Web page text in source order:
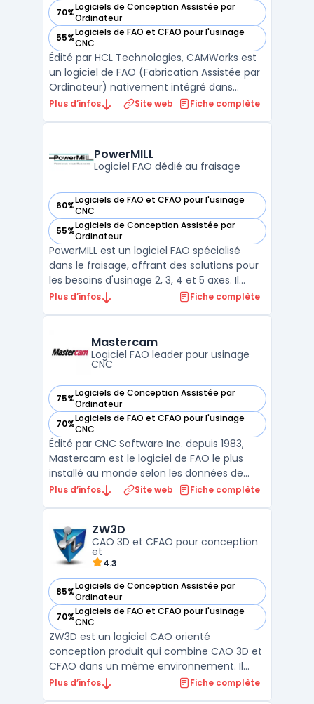
70%Logiciels de Conception Assistée par
Ordinateur
— voir CAMWorks dans cette catégorie
55%Logiciels de FAO et CFAO pour l'usinage
CNC
— voir CAMWorks dans cette catégorie
Édité par HCL Technologies, CAMWorks est
un logiciel de FAO (Fabrication Assistée par
Ordinateur) nativement intégré dans
SolidWorks. Il permet aux ingénieurs de
reconnaissance de formes (Feature-Based
Plus d’infos Site web Fiche complète
PowerMILL
Logiciel FAO dédié au fraisage
60%Logiciels de FAO et CFAO pour l'usinage
CNC
— voir PowerMILL dans cette catégorie
55%Logiciels de Conception Assistée par
Ordinateur
— voir PowerMILL dans cette catégorie
PowerMILL est un logiciel FAO spécialisé
dans le fraisage, offrant des solutions pour
les besoins d'usinage 2, 3, 4 et 5 axes. Il
fournit des outils avancés pour la
opérations.Les utilisateurs bénéficient d'un
environnemen ...
Plus d’infos Fiche complète
Mastercam
Logiciel FAO leader pour usinage
CNC
75%Logiciels de Conception Assistée par
Ordinateur
— voir Mastercam dans cette catégorie
70%Logiciels de FAO et CFAO pour l'usinage
CNC
— voir Mastercam dans cette catégorie
Édité par CNC Software Inc. depuis 1983,
Mastercam est le logiciel de FAO le plus
installé au monde selon les données de
licences actives. Il couvre l'ensemble des
bois. Le logiciel fonctionne sous Windows et
se ...
Plus d’infos Site web Fiche complète
ZW3D
CAO 3D et CFAO pour conception
et
4.3
85%Logiciels de Conception Assistée par
Ordinateur
— voir ZW3D dans cette catégorie
70%Logiciels de FAO et CFAO pour l'usinage
CNC
— voir ZW3D dans cette catégorie
ZW3D est un logiciel CAO orienté
conception produit qui combine CAO 3D et
CFAO dans un même environnement. Il
s’adresse aux bureaux d’études et ateliers
Plus d’infos Fiche complète